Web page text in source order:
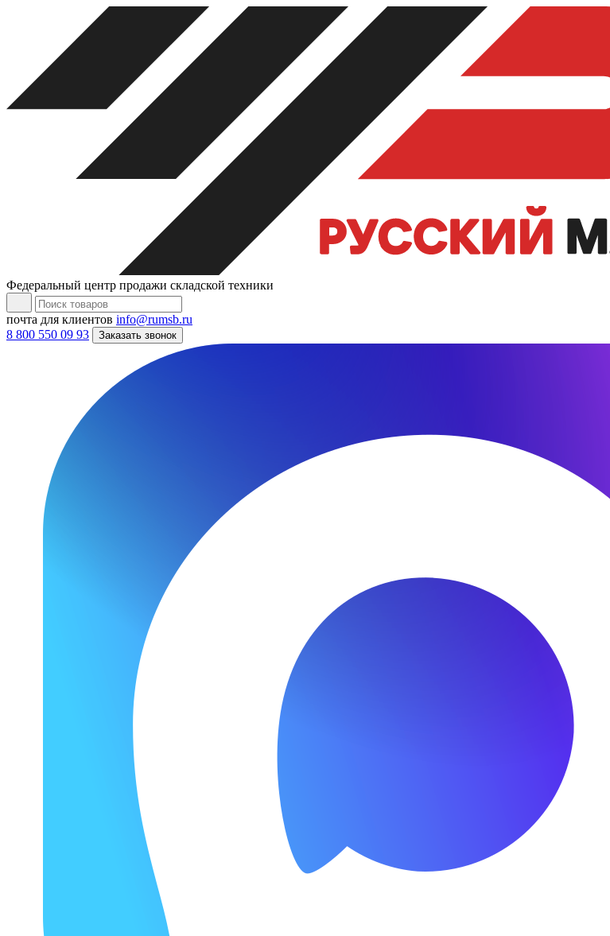
Федеральный центр продажи складской техники
почта для клиентов info@rumsb.ru
8 800 550 09 93
Заказать звонок